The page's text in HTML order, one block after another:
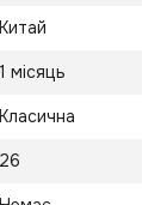
Китай
1 місяць
Класична
26